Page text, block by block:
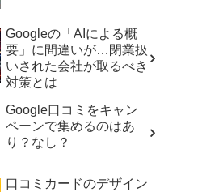
Googleの「AIによる概
要」に間違いが…閉業扱
いされた会社が取るべき
対策とは
Google口コミをキャン
ペーンで集めるのはあ
り？なし？
口コミカードのデザイン